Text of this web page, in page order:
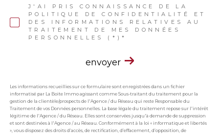
J'AI PRIS CONNAISSANCE DE LA
POLITIQUE DE CONFIDENTIALITÉ ET
DES INFORMATIONS RELATIVES AU
TRAITEMENT DE MES DONNÉES
PERSONNELLES (*)*
envoyer
Les informations recueillies sur ce formulaire sont enregistrées dans un fichier
informatisé par La Boite Immo agissant comme Sous-traitant du traitement pour la
gestion de la clientèle/prospects de l'Agence / du Réseau qui reste Responsable du
Traitement de vos Données personnelles. La base légale du traitement repose sur l'intérêt
légitime de l'Agence / du Réseau. Elles sont conservées jusqu'à demande de suppression
et sont destinées à l'Agence / au Réseau. Conformément à la loi « informatique et libertés
», vous disposez des droits d’accès, de rectification, d’effacement, d’opposition, de